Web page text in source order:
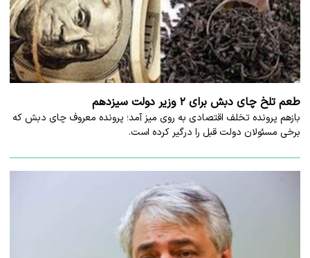
طعم تلخ چای دبش برای ۲ وزیر دولت سیزدهم
بازهم پرونده تخلف اقتصادی به روی میز آمد؛ پرونده معروف چای دبش که
برخی مسئولان دولت قبل را درگیر کرده است.